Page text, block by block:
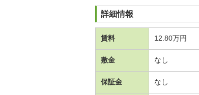
詳細情報
賃料 12.80万円
敷金 なし
保証金 なし